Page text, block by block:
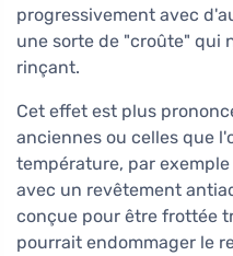
progressivement avec
une sorte de "croûte" qui
rinçant.
Cet effet est plus
anciennes ou celles que
température, par
avec un revêtement
conçue pour être frottée
pourrait endommager le